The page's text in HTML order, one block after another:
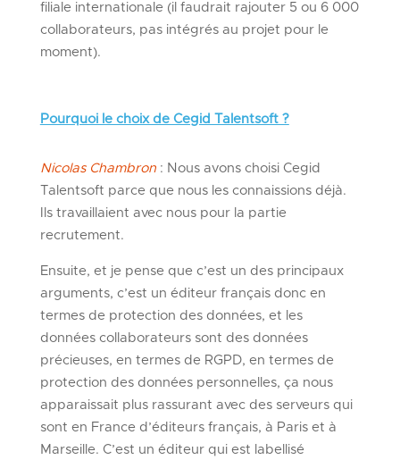
filiale internationale (il faudrait rajouter 5 ou 6 000
collaborateurs, pas intégrés au projet pour le
moment).
Pourquoi le choix de Cegid Talentsoft ?
Nicolas Chambron : Nous avons choisi Cegid
Talentsoft parce que nous les connaissions déjà.
Ils travaillaient avec nous pour la partie
recrutement.
Ensuite, et je pense que c’est un des principaux
arguments, c’est un éditeur français donc en
termes de protection des données, et les
données collaborateurs sont des données
précieuses, en termes de RGPD, en termes de
protection des données personnelles, ça nous
apparaissait plus rassurant avec des serveurs qui
sont en France d’éditeurs français, à Paris et à
Marseille. C’est un éditeur qui est labellisé